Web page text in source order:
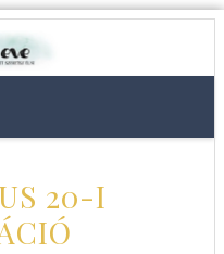
20-I